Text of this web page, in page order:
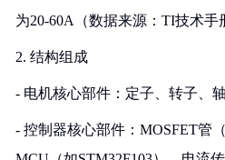
为20-60A（数据来源：TI技术手
2. 结构组成
- 电机核心部件：定子、转子、
- 控制器核心部件：MOSFET管（